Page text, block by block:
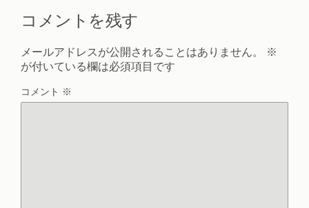
コメントを残す
メールアドレスが公開されることはありません。
※
が付いている欄は必須項目です
コメント ※